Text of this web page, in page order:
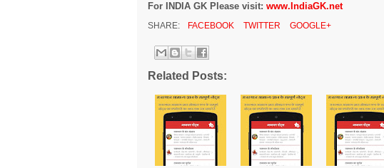
For INDIA GK Please visit: www.IndiaGK.net
SHARE: FACEBOOK TWITTER GOOGLE+
Related Posts: